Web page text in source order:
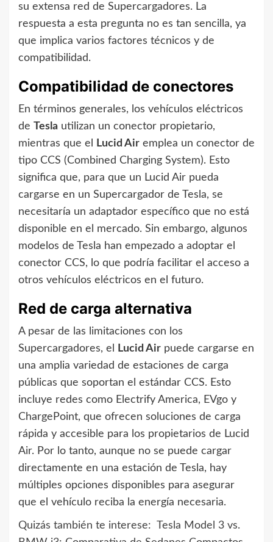
su extensa red de Supercargadores. La
respuesta a esta pregunta no es tan sencilla, ya
que implica varios factores técnicos y de
compatibilidad.
Compatibilidad de conectores
En términos generales, los vehículos eléctricos
de Tesla utilizan un conector propietario,
mientras que el
Lucid Air emplea un conector de
tipo CCS (Combined Charging System). Esto
significa que, para que un Lucid Air pueda
cargarse en un Supercargador de Tesla, se
necesitaría un adaptador específico que no está
disponible en el mercado. Sin embargo, algunos
modelos de Tesla han empezado a adoptar el
conector CCS, lo que podría facilitar el acceso a
otros vehículos eléctricos en el futuro.
Red de carga alternativa
A pesar de las limitaciones con los
Supercargadores, el
Lucid Air puede cargarse en
una amplia variedad de estaciones de carga
públicas que soportan el estándar CCS. Esto
incluye redes como Electrify America, EVgo y
ChargePoint, que ofrecen soluciones de carga
rápida y accesible para los propietarios de Lucid
Air. Por lo tanto, aunque no se puede cargar
directamente en una estación de Tesla, hay
múltiples opciones disponibles para asegurar
que el vehículo reciba la energía necesaria.
Quizás también te interese: Tesla Model 3 vs.